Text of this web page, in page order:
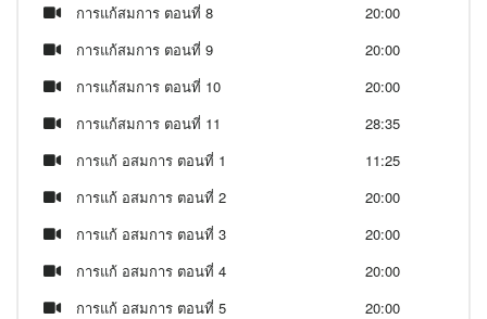
การแก้สมการ ตอนที่ 8
20:00
การแก้สมการ ตอนที่ 9
20:00
การแก้สมการ ตอนที่ 10
20:00
การแก้สมการ ตอนที่ 11
28:35
การแก้ อสมการ ตอนที่ 1
11:25
การแก้ อสมการ ตอนที่ 2
20:00
การแก้ อสมการ ตอนที่ 3
20:00
การแก้ อสมการ ตอนที่ 4
20:00
การแก้ อสมการ ตอนที่ 5
20:00